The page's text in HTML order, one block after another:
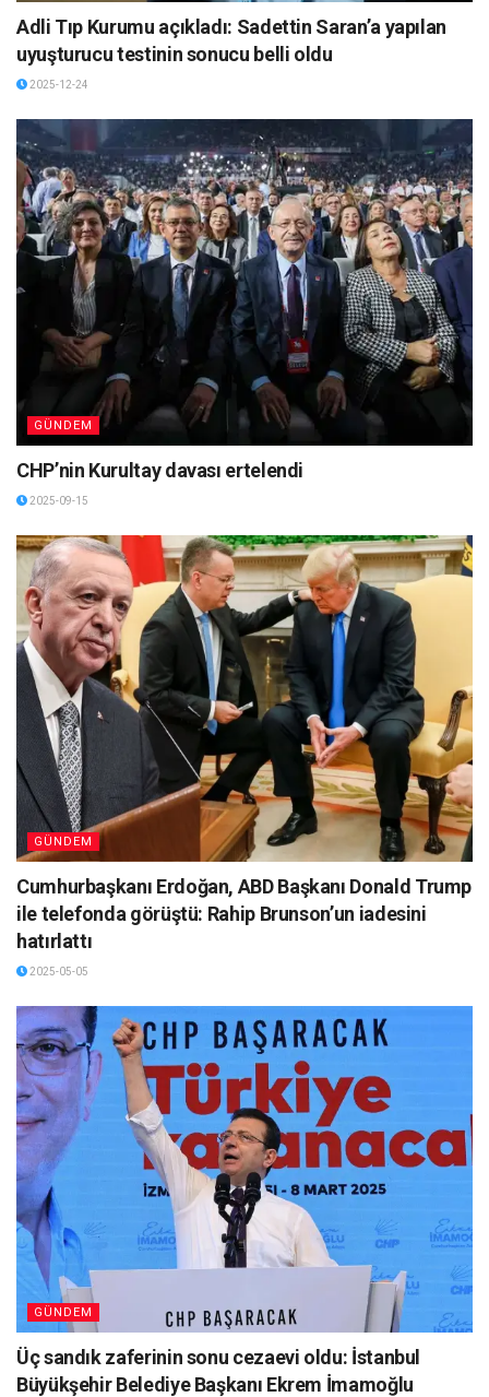
Adli Tıp Kurumu açıkladı: Sadettin Saran’a yapılan
uyuşturucu testinin sonucu belli oldu
2025-12-24
GÜNDEM
CHP’nin Kurultay davası ertelendi
2025-09-15
GÜNDEM
Cumhurbaşkanı Erdoğan, ABD Başkanı Donald Trump
ile telefonda görüştü: Rahip Brunson’un iadesini
hatırlattı
2025-05-05
GÜNDEM
Üç sandık zaferinin sonu cezaevi oldu: İstanbul
Büyükşehir Belediye Başkanı Ekrem İmamoğlu